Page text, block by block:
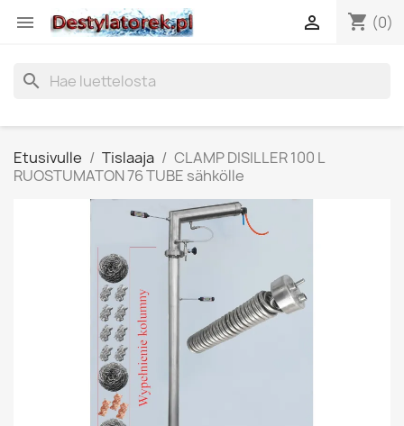
 shopping_cart (0)

search
Etusivulle Tislaaja
CLAMP DISILLER 100 L
RUOSTUMATON 76 TUBE sähkölle